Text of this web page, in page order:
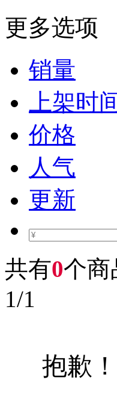
更多选项
销量
上架时
价格
人气
更新
共有0个商
1/1
抱歉